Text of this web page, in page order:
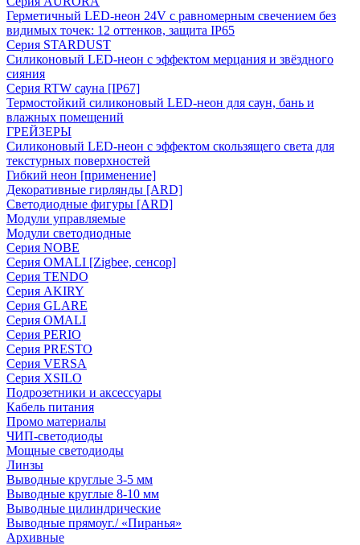
Герметичный LED-неон 24V с равномерным свечением без
видимых точек: 12 оттенков, защита IP65
Серия STARDUST
Силиконовый LED-неон с эффектом мерцания и звёздного
сияния
Серия RTW сауна [IP67]
Термостойкий силиконовый LED-неон для саун, бань и
влажных помещений
ГРЕЙЗЕРЫ
Силиконовый LED-неон с эффектом скользящего света для
текстурных поверхностей
Гибкий неон [применение]
Декоративные гирлянды [ARD]
Светодиодные фигуры [ARD]
Модули управляемые
Модули светодиодные
Серия NOBE
Серия OMALI [Zigbee, сенсор]
Серия TENDO
Серия AKIRY
Серия GLARE
Серия OMALI
Серия PERIO
Серия PRESTO
Серия VERSA
Серия XSILO
Подрозетники и аксессуары
Кабель питания
Промо материалы
ЧИП-светодиоды
Мощные светодиоды
Линзы
Выводные круглые 3-5 мм
Выводные круглые 8-10 мм
Выводные цилиндрические
Выводные прямоуг./ «Пиранья»
Архивные